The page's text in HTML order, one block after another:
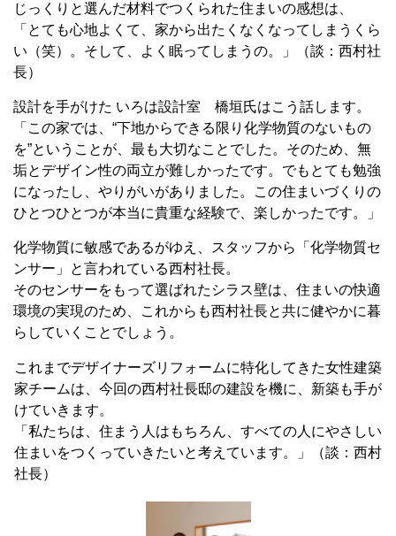
じっくりと選んだ材料でつくられた住まいの感想は、
「とても心地よくて、家から出たくなくなってしまうくら
い（笑）。そして、よく眠ってしまうの。」（談：西村社
長）
設計を手がけた いろは設計室 橋垣氏はこう話します。
「この家では、“下地からできる限り化学物質のないもの
を”ということが、最も大切なことでした。そのため、無
垢とデザイン性の両立が難しかったです。でもとても勉強
になったし、やりがいがありました。この住まいづくりの
ひとつひとつが本当に貴重な経験で、楽しかったです。」
化学物質に敏感であるがゆえ、スタッフから「化学物質セ
ンサー」と言われている西村社長。
そのセンサーをもって選ばれたシラス壁は、住まいの快適
環境の実現のため、これからも西村社長と共に健やかに暮
らしていくことでしょう。
これまでデザイナーズリフォームに特化してきた女性建築
家チームは、今回の西村社長邸の建設を機に、新築も手が
けていきます。
「私たちは、住まう人はもちろん、すべての人にやさしい
住まいをつくっていきたいと考えています。」（談：西村
社長）